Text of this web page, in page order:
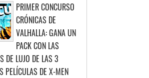
PRIMER CONCURSO
CRÓNICAS DE
VALHALLA: GANA UN
PACK CON LAS
DE LUJO DE LAS 3
PELÍCULAS DE X-MEN